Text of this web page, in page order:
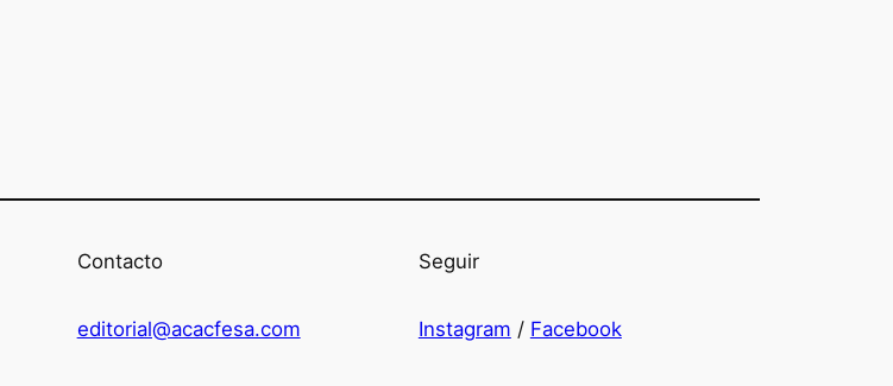
Contacto
editorial@acacfesa.com
Seguir
Instagram / Facebook